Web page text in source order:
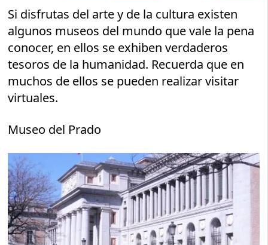
Si disfrutas del arte y de la cultura existen
algunos museos del mundo que vale la pena
conocer, en ellos se exhiben verdaderos
tesoros de la humanidad. Recuerda que en
muchos de ellos se pueden realizar visitar
virtuales.
Museo del Prado